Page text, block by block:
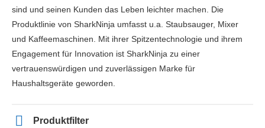
sind und seinen Kunden das Leben leichter machen. Die
Produktlinie von SharkNinja umfasst u.a. Staubsauger, Mixer
und Kaffeemaschinen. Mit ihrer Spitzentechnologie und ihrem
Engagement für Innovation ist SharkNinja zu einer
vertrauenswürdigen und zuverlässigen Marke für
Haushaltsgeräte geworden.
Produktfilter